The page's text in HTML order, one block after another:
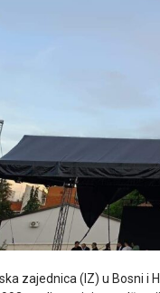
zajednica (IZ) u Bosni i